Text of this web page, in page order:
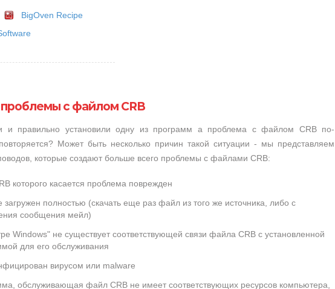
BigOven Recipe
с файлом CRB
и правильно установили одну из программ а проблема с файлом CRB по-
Может быть несколько причин такой ситуации - мы представляем
которые создают больше всего проблемы с файлами CRB:
которого касается проблема поврежден
полностью (скачать еще раз файл из того же источника, либо с
сообщения мейл)
Windows" не существует соответствующей связи файла CRB с установленной
для его обслуживания
вирусом или malware
обслуживающая файл CRB не имеет соответствующих ресурсов компьютера,